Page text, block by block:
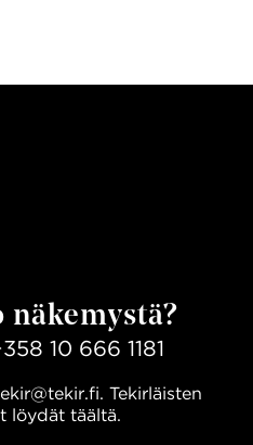
10 666 1181
. Tekirläisten
löydät täältä.